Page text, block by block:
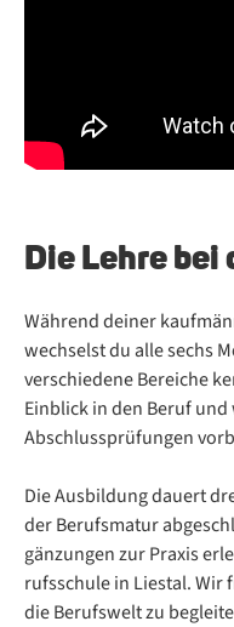
Die Leh­re bei
Während deiner
wechselst du alle sechs
verschiedene Bereiche
Einblick in den Beruf
Abschlussprüfungen
Die Aus­bil­dung dau­ert
der Be­rufs­ma­tur
gän­zun­gen zur Pra­xis
rufs­schu­le in Lies­tal. Wir
die Berufswelt zu